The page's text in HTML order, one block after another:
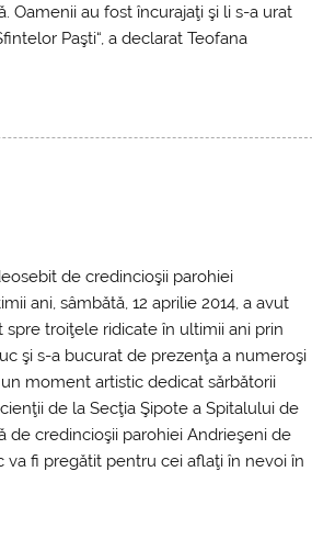
au fost încurajaţi şi li s-a urat
Paşti“, a declarat Teofana
de credincioşii parohiei
ani, sâmbătă, 12 aprilie 2014, a avut
spre troiţele ridicate în ultimii ani prin
şi s-a bucurat de prezenţa a numeroşi
moment artistic dedicat sărbătorii
de la Secţia Şipote a Spitalului de
de credincioşii parohiei Andrieşeni de
fi pregătit pentru cei aflaţi în nevoi în